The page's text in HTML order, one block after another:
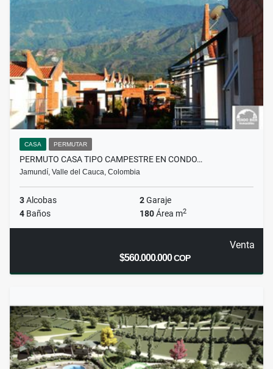
CASA PERMUTAR
PERMUTO CASA TIPO CAMPESTRE EN CONDO…
Jamundí, Valle del Cauca, Colombia
3Alcobas 2Garaje
4 Baños 180Área m2
Venta
$560.000.000COP